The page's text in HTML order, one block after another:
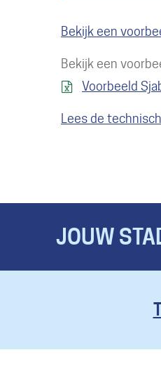
Bekijk een
Bekijk een
Voorbeeld
Lees de
JOUW